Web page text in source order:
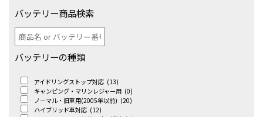
バッテリー商品検索
バッテリーの種類
アイドリングストップ対応 (13)
キャンピング・マリンレジャー用 (0)
ノーマル・旧車用(2005年以前) (20)
ハイブリッド車対応 (12)